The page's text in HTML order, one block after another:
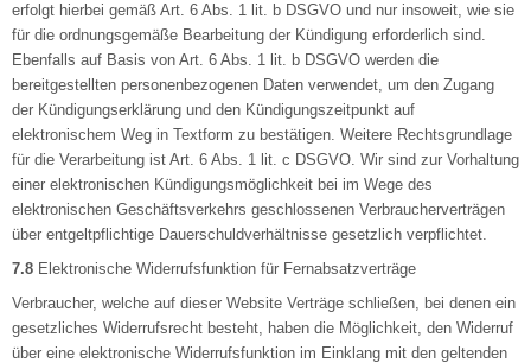
erfolgt hierbei gemäß Art. 6 Abs. 1 lit. b DSGVO und nur insoweit, wie sie
für die ordnungsgemäße Bearbeitung der Kündigung erforderlich sind.
Ebenfalls auf Basis von Art. 6 Abs. 1 lit. b DSGVO werden die
bereitgestellten personenbezogenen Daten verwendet, um den Zugang
der Kündigungserklärung und den Kündigungszeitpunkt auf
elektronischem Weg in Textform zu bestätigen. Weitere Rechtsgrundlage
für die Verarbeitung ist Art. 6 Abs. 1 lit. c DSGVO. Wir sind zur Vorhaltung
einer elektronischen Kündigungsmöglichkeit bei im Wege des
elektronischen Geschäftsverkehrs geschlossenen Verbraucherverträgen
über entgeltpflichtige Dauerschuldverhältnisse gesetzlich verpflichtet.
7.8 Elektronische Widerrufsfunktion für Fernabsatzverträge
Verbraucher, welche auf dieser Website Verträge schließen, bei denen ein
gesetzliches Widerrufsrecht besteht, haben die Möglichkeit, den Widerruf
über eine elektronische Widerrufsfunktion im Einklang mit den geltenden